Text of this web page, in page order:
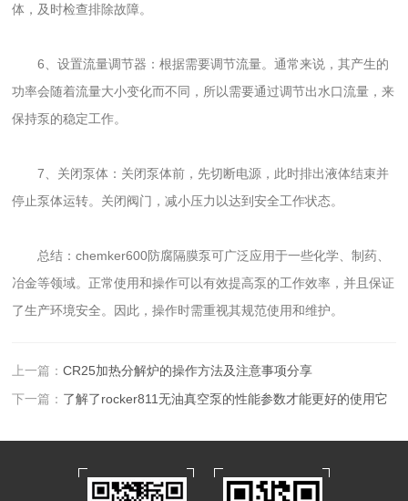
体，及时检查排除故障。
6、设置流量调节器：根据需要调节流量。通常来说，其产生的
功率会随着流量大小变化而不同，所以需要通过调节出水口流量，来
保持泵的稳定工作。
7、关闭泵体：关闭泵体前，先切断电源，此时排出液体结束并
停止泵体运转。关闭阀门，减小压力以达到安全工作状态。
总结：chemker600防腐隔膜泵可广泛应用于一些化学、制药、
冶金等领域。正常使用和操作可以有效提高泵的工作效率，并且保证
了生产环境安全。因此，操作时需重视其规范使用和维护。
上一篇：CR25加热分解炉的操作方法及注意事项分享
下一篇： 了解了rocker811无油真空泵的性能参数才能更好的使用它